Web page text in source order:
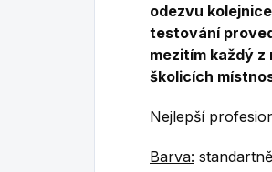
odezvu
testování
mezitím každý
školicích
Nejlepší
Barva: standartně